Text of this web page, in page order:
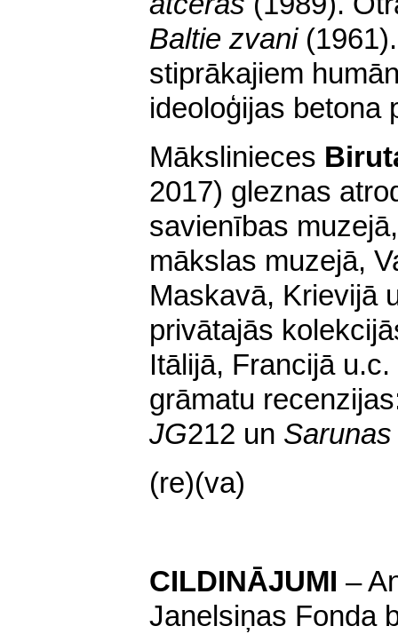
Baltie zvani
stiprākajiem
ideoloģijas betona
Mākslinieces
2017) gleznas
savienības
mākslas muzejā,
Maskavā, Krievijā
privātajās
Itālijā, Francijā
grāmatu
JG212 un
(re)(va)
CILDINĀJUMI –
Janelsiņas Fonda